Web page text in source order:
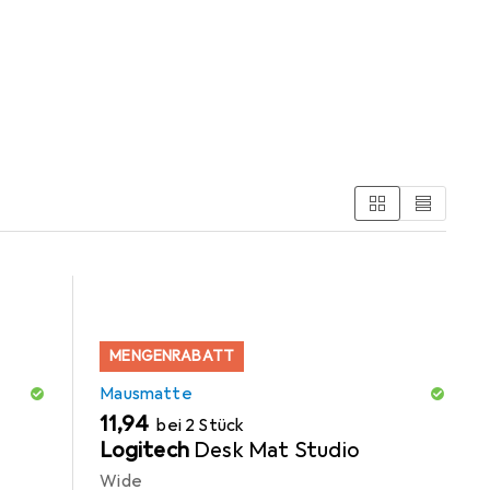
MENGENRABATT
Mausmatte
EUR
11,94 bei 2 Stück
Logitech Desk Mat Studio
Wide